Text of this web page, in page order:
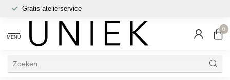
Gratis atelierservice
MENU
0